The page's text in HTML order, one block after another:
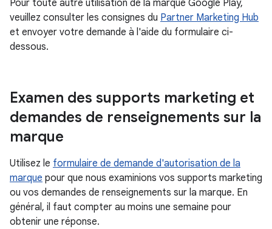
Pour toute autre utilisation de la marque Google Play,
veuillez consulter les consignes du Partner Marketing Hub
et envoyer votre demande à l'aide du formulaire ci-
dessous.
Examen des supports marketing et
demandes de renseignements sur la
marque
Utilisez le formulaire de demande d'autorisation de la
marque pour que nous examinions vos supports marketing
ou vos demandes de renseignements sur la marque. En
général, il faut compter au moins une semaine pour
obtenir une réponse.